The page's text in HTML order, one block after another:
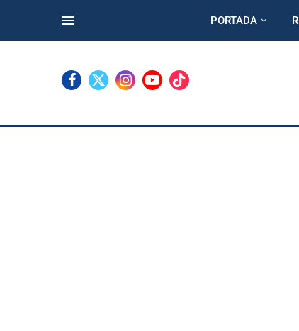
PORTADA